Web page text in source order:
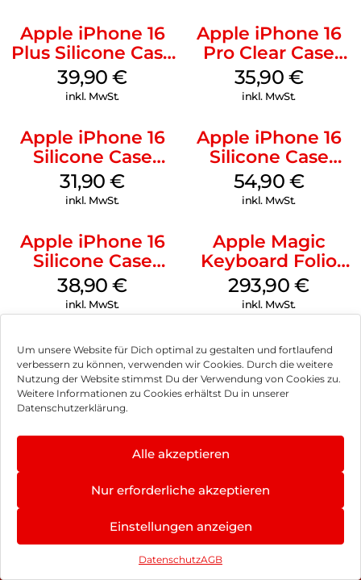
Um unsere Website für Dich optimal zu gestalten und fortlaufend
verbessern zu können, verwenden wir Cookies. Durch die weitere
Nutzung der Website stimmst Du der Verwendung von Cookies zu.
Weitere Informationen zu Cookies erhältst Du in unserer
Datenschutzerklärung.
Alle akzeptieren
Nur erforderliche akzeptieren
Einstellungen anzeigen
DatenschutzAGB
Apple iPhone 16
Plus Silicone Case
MagSafe Plum
39,90€
inkl. MwSt.
Apple iPhone 16
Pro Clear Case
MagSafe
Transparent
35,90 €
inkl. MwSt.
Apple iPhone 16
Silicone Case
MagSafe Fuchsia
31,90€
inkl. MwSt.
Apple iPhone 16
Silicone Case
MagSafe Lake
Green
54,90 €
inkl. MwSt.
Apple iPhone 16
Silicone Case
MagSafe
Ultramarine
38,90€
inkl. MwSt.
Apple Magic
Keyboard Folio
iPad 10.9″ (10.Gen.)
Weiß
293,90€
inkl. MwSt.
Impressum
Hinweis zur Batterieentsorgung
Newsletter
, Brodos AG – All Rights Reserved.